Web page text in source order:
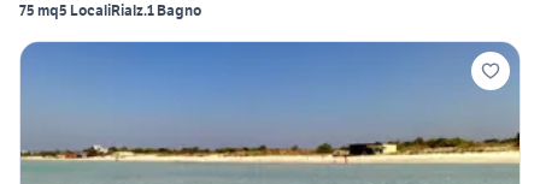
75 mq5 LocaliRialz.1 Bagno